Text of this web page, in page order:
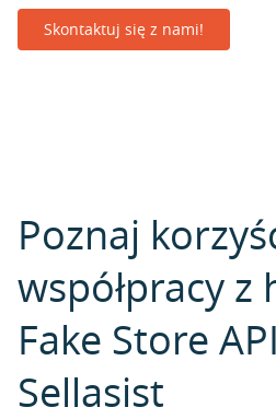
Skontaktuj się z nami!
Poznaj
współpracy
Fake Store
Sellasist